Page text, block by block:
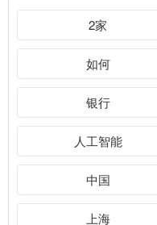
2家
如何
银行
人工智能
中国
上海